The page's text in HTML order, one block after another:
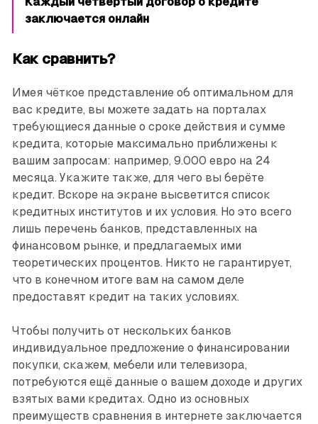
заключается онлайн
Как сравнить?
Имея чёткое представление об оптимальном для
вас кредите, вы можете задать на порталах
требующиеся данные о сроке действия и сумме
кредита, которые максимально приближены к
вашим запросам: например, 9.000 евро на 24
месяца. Укажите также, для чего вы берёте
кредит. Вскоре на экране высветится список
кредитных институтов и их условия. Но это всего
лишь перечень ­банков, представленных на
финансовом рынке, и предлагаемых ими
теоретических процентов. Никто не гарантирует,
что в конечном итоге вам на самом деле
предоставят кредит на таких условиях.
Чтобы получить от нескольких банков
индивидуальное предложение о финансировании
покупки, скажем, мебели или телевизора,
потребуются ещё данные о вашем доходе и других
взятых вами кредитах. Одно из основных
преимуществ сравнения в интернете заключается